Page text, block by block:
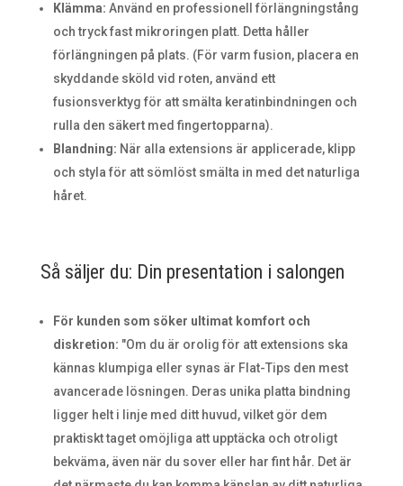
Klämma: Använd en professionell förlängningstång
och tryck fast mikroringen platt. Detta håller
förlängningen på plats. (För varm fusion, placera en
skyddande sköld vid roten, använd ett
fusionsverktyg för att smälta keratinbindningen och
rulla den säkert med fingertopparna).
Blandning: När alla extensions är applicerade, klipp
och styla för att sömlöst smälta in med det naturliga
håret.
Så säljer du: Din presentation i salongen
För kunden som söker ultimat komfort och
diskretion: "Om du är orolig för att extensions ska
kännas klumpiga eller synas är Flat-Tips den mest
avancerade lösningen. Deras unika platta bindning
ligger helt i linje med ditt huvud, vilket gör dem
praktiskt taget omöjliga att upptäcka och otroligt
bekväma, även när du sover eller har fint hår. Det är